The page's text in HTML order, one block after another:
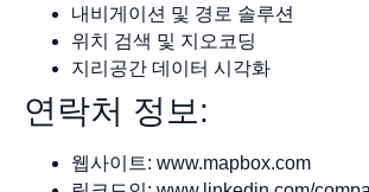
내비게이션 및 경로 솔루션
위치 검색 및 지오코딩
지리공간 데이터 시각화
연락처 정보:
웹사이트: www.mapbox.com